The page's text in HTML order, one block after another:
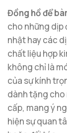
Đồng hồ để
cho những dịp
nhật hay các
chất liệu hợp
không chỉ là
của sự kính
dành tặng cho
cấp, mang ý
hiện sự quan